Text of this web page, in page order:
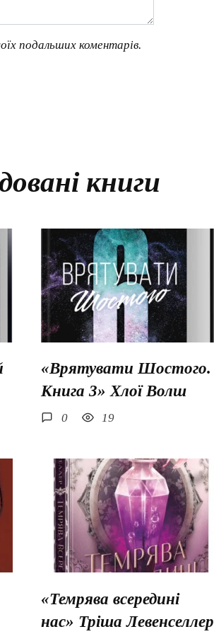
подальших коментарів.
книги
«Врятувати Шостого.
Книга 3» Хлої Волш
0 19
«Темрява всередині
нас» Тріша Левенселлер